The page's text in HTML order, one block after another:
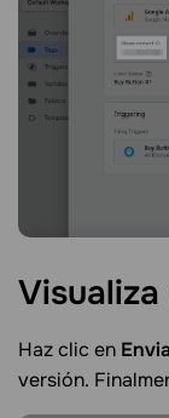
Visualiza
Haz clic en
versión.